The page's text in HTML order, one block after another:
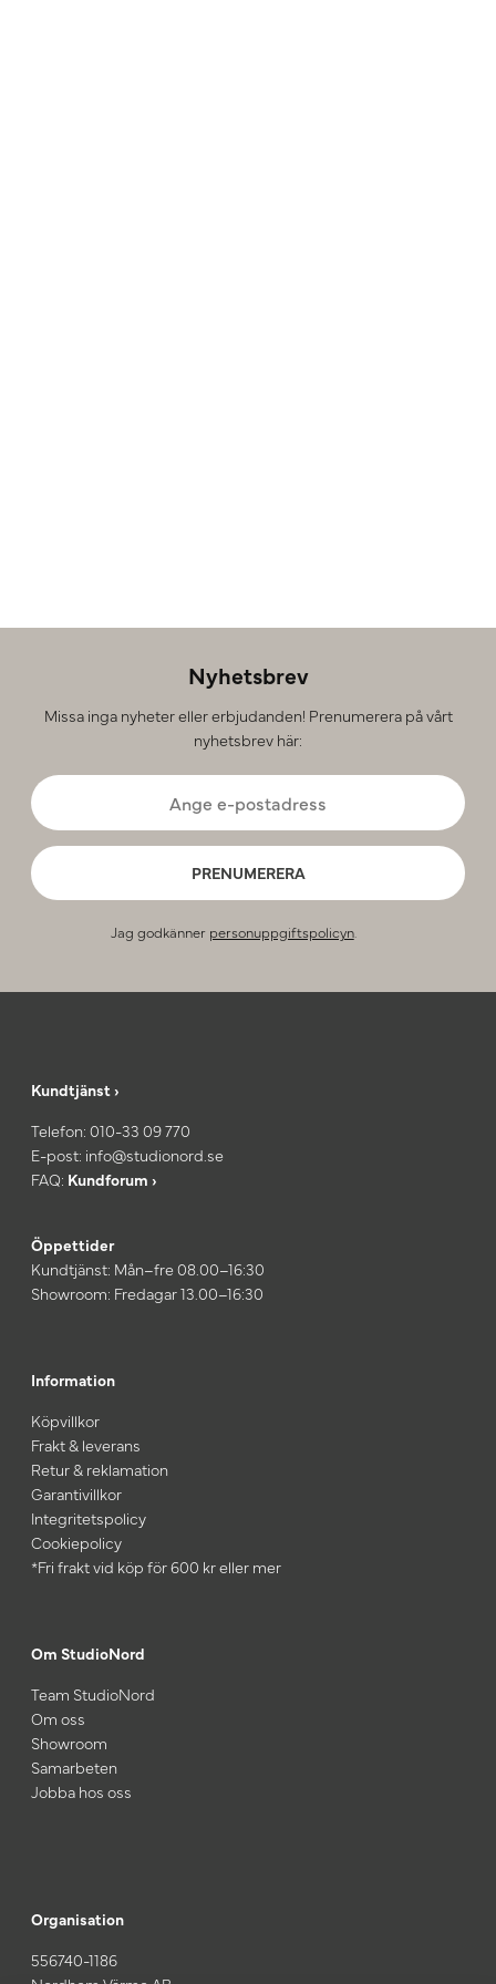
Nyhetsbrev
Missa inga nyheter eller erbjudanden! Prenumerera på vårt
nyhetsbrev här:
PRENUMERERA
Jag godkänner personuppgiftspolicyn.
Kundtjänst ›
Telefon: 010-33 09 770
E-post: info@studionord.se
FAQ: Kundforum ›
Öppettider
Kundtjänst: Mån–fre 08.00–16:30
Showroom: Fredagar 13.00–16:30
Information
Köpvillkor
Frakt & leverans
Retur & reklamation
Garantivillkor
Integritetspolicy
Cookiepolicy
*Fri frakt vid köp för 600 kr eller mer
Om StudioNord
Team StudioNord
Om oss
Showroom
Samarbeten
Jobba hos oss
Organisation
556740-1186